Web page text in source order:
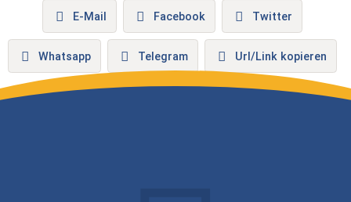
E-Mail Facebook Twitter
Whatsapp Telegram Url/Link kopieren